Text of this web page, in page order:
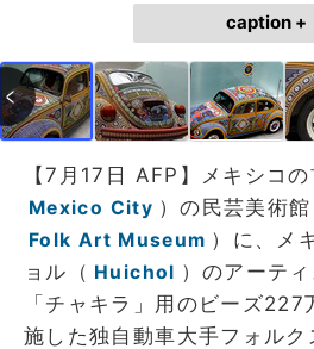
caption +
【7月17日 AFP】メキシコ
Mexico City ）の民芸美術館
Folk Art Museum ）に、メ
ョル（ Huichol ）のアーテ
「チャキラ」用のビーズ
施した独自動車大手フォルク